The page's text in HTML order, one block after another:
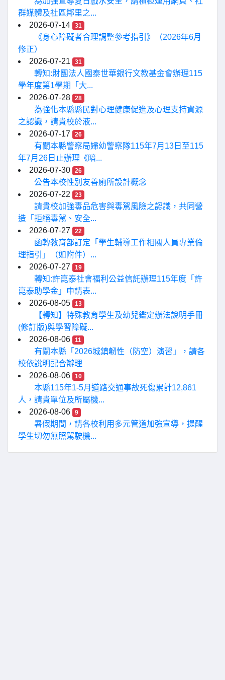
群媒體及社區鄰里之...
2026-07-14
31
《身心障礙者合理調整參考指引》（2026年6月
修正）
2026-07-21
31
轉知:財團法人國泰世華銀行文教基金會辦理115
學年度第1學期「大...
2026-07-28
28
為強化本縣縣民對心理健康促進及心理支持資源
之認識，請貴校於液...
2026-07-17
26
有關本縣警察局婦幼警察隊115年7月13日至115
年7月26日止辦理《暗...
2026-07-30
26
公告本校性別友善廁所設計概念
2026-07-22
23
請貴校加強毒品危害與毒駕風險之認識，共同營
造「拒絕毒駕、安全...
2026-07-27
22
函轉教育部訂定「學生輔導工作相關人員專業倫
理指引」（如附件）...
2026-07-27
19
轉知:許崑泰社會福利公益信託辦理115年度「許
崑泰助學金」申請表...
2026-08-05
13
【轉知】特殊教育學生及幼兒鑑定辦法說明手冊
(修訂版)與學習障礙...
2026-08-06
11
有關本縣「2026城鎮韌性（防空）演習」，請各
校依說明配合辦理
2026-08-06
10
本縣115年1-5月道路交通事故死傷累計12,861
人，請貴單位及所屬機...
2026-08-06
9
暑假期間，請各校利用多元管道加強宣導，提醒
學生切勿無照駕駛機...